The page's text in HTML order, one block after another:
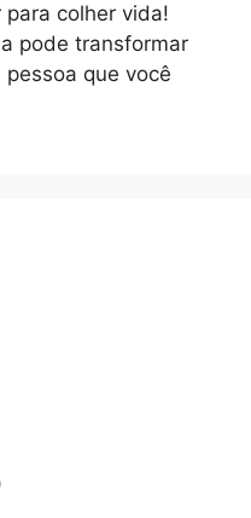
colher vida!
pode transformar
que você